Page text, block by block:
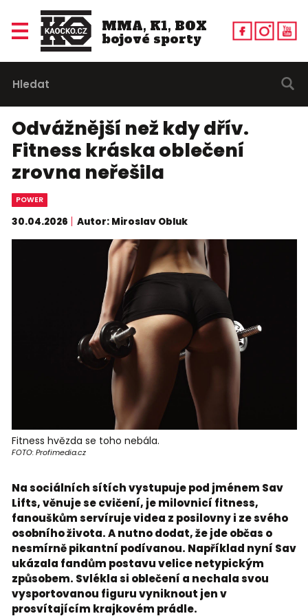
MMA, K1, BOX
bojové sporty
Odvážnější než kdy dřív.
Fitness kráska oblečení
zrovna neřešila
POWER
30.04.2026 Autor: Miroslav Obluk
Fitness hvězda se toho nebála.
FOTO: Profimedia.cz
Na sociálních sítích vystupuje pod jménem Sav
Lifts, věnuje se cvičení, je milovnicí fitness,
fanouškům servíruje videa z posilovny i ze svého
osobního života. A nutno dodat, že jde občas o
nesmírně pikantní podívanou. Například nyní Sav
ukázala fandům postavu velice netypickým
způsobem. Svlékla si oblečení a nechala svou
vysportovanou figuru vyniknout jen v
prosvítajícím krajkovém prádle.